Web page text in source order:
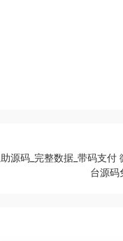
源码_完整数据_带码支付
台源码